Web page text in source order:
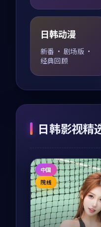
日韩动漫
新番 · 剧场版 ·
经典回顾
日韩影视精
中国
院线